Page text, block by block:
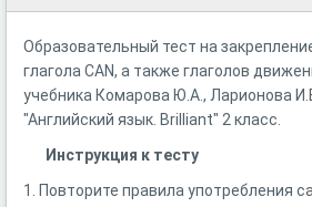
Образовательный тест на
глагола CAN, а также глаголов
учебника Комарова Ю.А., Ларионова
"Английский язык. Brilliant" 2 класс.
Инструкция к тесту
1. Повторите правила употребления